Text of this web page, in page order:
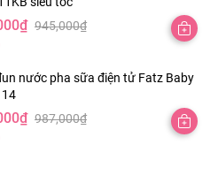
945,000₫
₫
nước pha sữa điện tử Fatz Baby
987,000₫
₫